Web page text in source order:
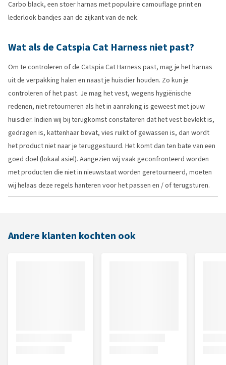
Carbo black, een stoer harnas met populaire camouflage print en
lederlook bandjes aan de zijkant van de nek.
Wat als de Catspia Cat Harness niet past?
Om te controleren of de Catspia Cat Harness past, mag je het harnas
uit de verpakking halen en naast je huisdier houden. Zo kun je
controleren of het past. Je mag het vest, wegens hygiënische
redenen, niet retourneren als het in aanraking is geweest met jouw
huisdier. Indien wij bij terugkomst constateren dat het vest bevlekt is,
gedragen is, kattenhaar bevat, vies ruikt of gewassen is, dan wordt
het product niet naar je teruggestuurd. Het komt dan ten bate van een
goed doel (lokaal asiel). Aangezien wij vaak geconfronteerd worden
met producten die niet in nieuwstaat worden geretourneerd, moeten
wij helaas deze regels hanteren voor het passen en / of terugsturen.
Andere klanten kochten ook